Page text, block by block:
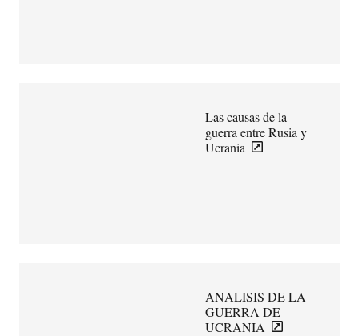
Las causas de la
guerra entre Rusia y
Ucrania
ANALISIS DE LA
GUERRA DE
UCRANIA